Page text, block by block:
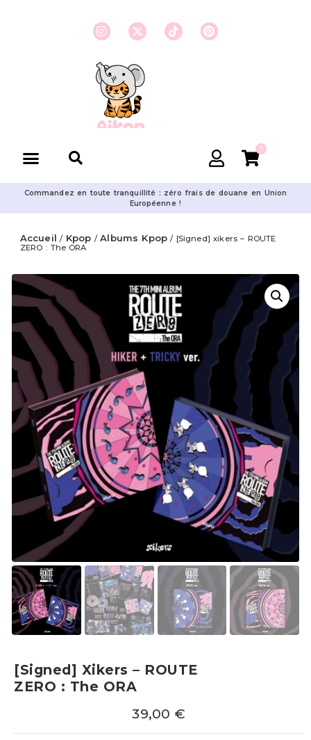
0
Commandez en toute tranquillité : zéro frais de douane en Union
Européenne !
Accueil / Kpop /Albums Kpop/ [Signed] xikers – ROUTE
ZERO : The ORA
[Signed] Xikers – ROUTE
ZERO : The ORA
39,00 €